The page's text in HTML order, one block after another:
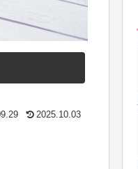
2025.10.03